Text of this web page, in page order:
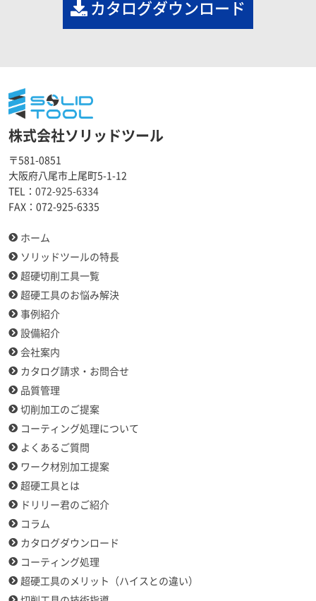
カタログダウンロード
株式会社ソリッドツール
〒581-0851
大阪府八尾市上尾町5-1-12
TEL： 072-925-6334
FAX： 072-925-6335
ホーム
ソリッドツールの特長
超硬切削工具一覧
超硬工具のお悩み解決
事例紹介
設備紹介
会社案内
カタログ請求・お問合せ
品質管理
切削加工のご提案
コーティング処理について
よくあるご質問
ワーク材別加工提案
超硬工具とは
ドリリー君のご紹介
コラム
カタログダウンロード
コーティング処理
超硬工具のメリット（ハイスとの違い）